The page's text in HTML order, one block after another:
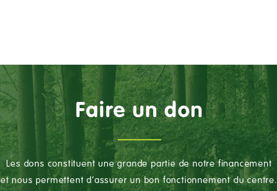
Faire un don
Les dons constituent une grande partie de notre financement
et nous permettent d’assurer un bon fonctionnement du centre.